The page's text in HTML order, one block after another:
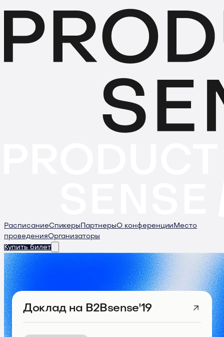
РасписаниеСпикеры ПартнерыО конференции Место
проведенияОрганизаторы
Купить билет
Доклад на B2Bsense'19